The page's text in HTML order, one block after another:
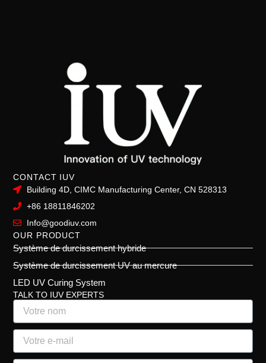
CONTACT IUV
Building 4D, CIMC Manufacturing Center, CN 528313
+86 18811846202
Info@goodiuv.com
OUR PRODUCT
Système de durcissement hybride
Système de durcissement UV au mercure
LED UV Curing System
TALK TO IUV EXPERTS